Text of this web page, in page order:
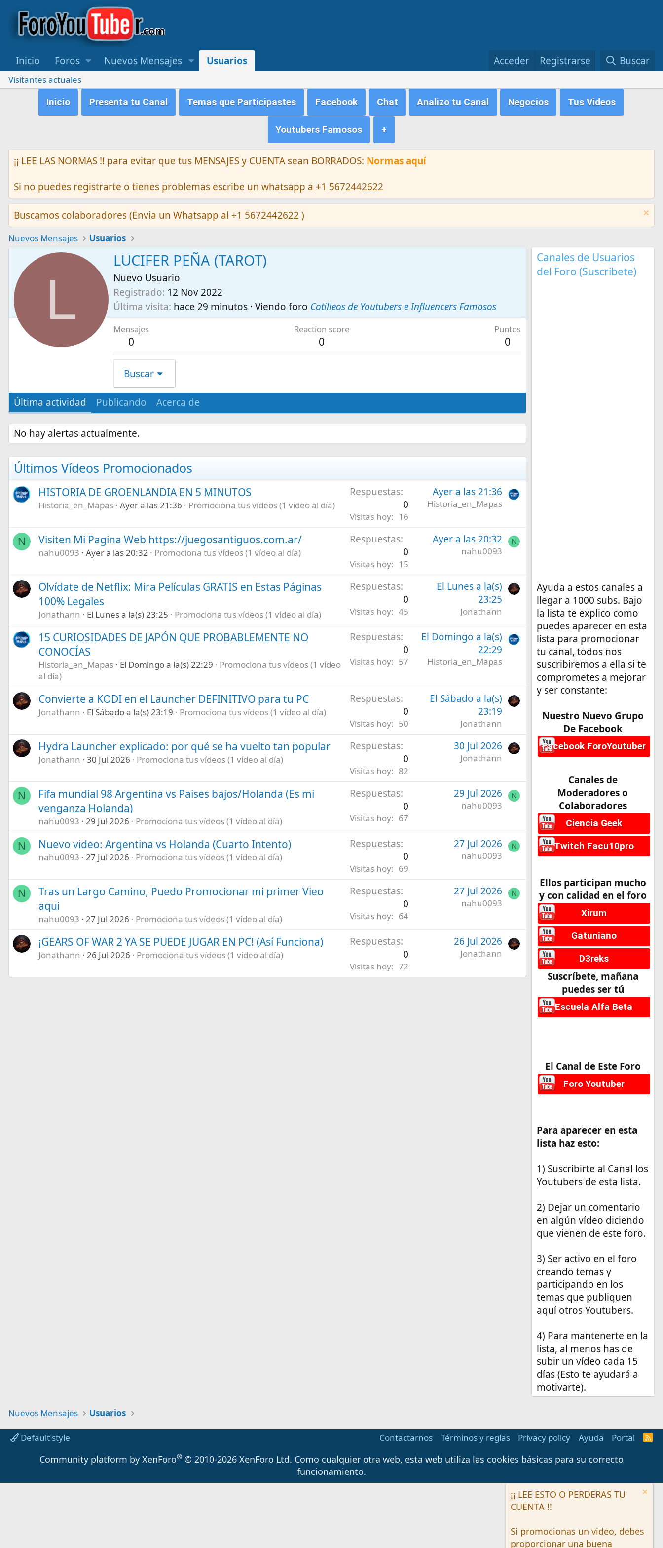
Inicio Foros Nuevos Mensajes Usuarios Acceder Registrarse Buscar
Visitantes actuales
Inicio
Presenta tu Canal Temas que Participastes Facebook Chat Analizo tu Canal Negocios Tus Videos
Youtubers Famosos +
¡¡ LEE LAS NORMAS !! para evitar que tus MENSAJES y CUENTA sean BORRADOS: Normas aquí
Si no puedes registrarte o tienes problemas escribe un whatsapp a +1 5672442622
Buscamos colaboradores (Envia un Whatsapp al +1 5672442622 )
Nuevos Mensajes Usuarios
L
LUCIFER PEÑA (TAROT)
Nuevo Usuario
Registrado 12 Nov 2022
Última visita hace 29 minutos · Viendo foro Cotilleos de Youtubers e Influencers Famosos
Mensajes
0
Reaction score
0
Puntos
0
Buscar
Última actividad Publicando Acerca de
No hay alertas actualmente.
Últimos Vídeos Promocionados
HISTORIA DE GROENLANDIA EN 5 MINUTOS
Historia_en_Mapas Ayer a las 21:36 Promociona tus vídeos (1 vídeo al día)
Respuestas
0
Visitas hoy 16
Ayer a las 21:36
Historia_en_Mapas
N Visiten Mi Pagina Web https://juegosantiguos.com.ar/
nahu0093 Ayer a las 20:32 Promociona tus vídeos (1 vídeo al día)
Respuestas
0
Visitas hoy 15
Ayer a las 20:32
nahu0093
N
Olvídate de Netflix: Mira Películas GRATIS en Estas Páginas
100% Legales
Jonathann El Lunes a la(s) 23:25 Promociona tus vídeos (1 vídeo al día)
Respuestas
0
Visitas hoy 45
El Lunes a la(s)
23:25
Jonathann
15 CURIOSIDADES DE JAPÓN QUE PROBABLEMENTE NO
CONOCÍAS
Historia_en_Mapas El Domingo a la(s) 22:29
Promociona tus vídeos (1 vídeo
al día)
Respuestas
0
Visitas hoy 57
El Domingo a la(s)
22:29
Historia_en_Mapas
Convierte a KODI en el Launcher DEFINITIVO para tu PC
Jonathann El Sábado a la(s) 23:19 Promociona tus vídeos (1 vídeo al día)
Respuestas
0
Visitas hoy 50
El Sábado a la(s)
23:19
Jonathann
Hydra Launcher explicado: por qué se ha vuelto tan popular
Jonathann 30 Jul 2026 Promociona tus vídeos (1 vídeo al día)
Respuestas
0
Visitas hoy 82
30 Jul 2026
Jonathann
N
Fifa mundial 98 Argentina vs Paises bajos/Holanda (Es mi
venganza Holanda)
nahu0093 29 Jul 2026 Promociona tus vídeos (1 vídeo al día)
Respuestas
0
Visitas hoy 67
29 Jul 2026
nahu0093
N
N Nuevo video: Argentina vs Holanda (Cuarto Intento)
nahu0093 27 Jul 2026 Promociona tus vídeos (1 vídeo al día)
Respuestas
0
Visitas hoy 69
27 Jul 2026
nahu0093
N
N
Tras un Largo Camino, Puedo Promocionar mi primer Vieo
aqui
nahu0093 27 Jul 2026 Promociona tus vídeos (1 vídeo al día)
Respuestas
0
Visitas hoy 64
27 Jul 2026
nahu0093
N
¡GEARS OF WAR 2 YA SE PUEDE JUGAR EN PC! (Así Funciona)
Jonathann 26 Jul 2026 Promociona tus vídeos (1 vídeo al día)
Respuestas
0
Visitas hoy 72
26 Jul 2026
Jonathann
Canales de Usuarios
del Foro (Suscribete)
Ayuda a estos canales a
llegar a 1000 subs. Bajo
la lista te explico como
puedes aparecer en esta
lista para promocionar
tu canal, todos nos
suscribiremos a ella si te
comprometes a mejorar
y ser constante:
Nuestro Nuevo Grupo
De Facebook
Facebook ForoYoutuber
Canales de
Moderadores o
Colaboradores
Ciencia Geek
Twitch Facu10pro
Ellos participan mucho
y con calidad en el foro
Xirum
Gatuniano
D3reks
Suscríbete, mañana
puedes ser tú
Escuela Alfa Beta
El Canal de Este Foro
Foro Youtuber
Para aparecer en esta
lista haz esto:
1) Suscribirte al Canal los
Youtubers de esta lista.
2) Dejar un comentario
en algún vídeo diciendo
que vienen de este foro.
3) Ser activo en el foro
creando temas y
participando en los
temas que publiquen
aquí otros Youtubers.
4) Para mantenerte en la
lista, al menos has de
subir un vídeo cada 15
días (Esto te ayudará a
motivarte).
Nuevos Mensajes Usuarios
Default style Contactarnos Términos y reglas Privacy policy Ayuda Portal
R
Community platform by XenForo® © 2010-2026 XenForo Ltd. Como cualquier otra web, esta web utiliza las cookies básicas para su correcto
funcionamiento.
¡¡ LEE ESTO O PERDERAS TU
CUENTA !!
Si promocionas un video, debes
proporcionar una buena